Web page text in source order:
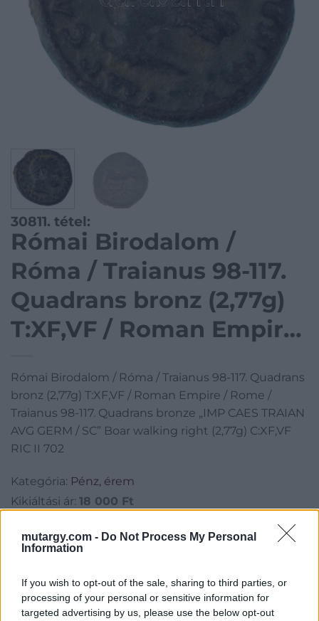
mutargy.com - Do Not Process My Personal
Information
If you wish to opt-out of the sale, sharing to third parties, or
processing of your personal or sensitive information for
targeted advertising by us, please use the below opt-out
30811. tétel:
Római Birodalom /
Róma / Traianus 98-117.
Quadrans bronz (2,77g)
T:XF,VF / Roman Empire
Quadrans bronze „IMP
CAES TRAIAN AVG
GERM / SC” Boar
walking right (2,77g)
C:XF,VF RIC II 702
Római Birodalom / Róma / Traianus 98-117. Quadrans
bronz (2,77g) T:XF,VF / Roman Empire / Rome /
Traianus 98-117. Quadrans bronze „IMP CAES TRAIAN
AVG GERM / SC” Boar walking right (2,77g) C:XF,VF
RIC II 702
Kategória: Pénz, érem
Kikiáltási ár: 18 000 Ft
Aukció adatai
Aukció dátuma: 2025.05.10
Aukció ideje: 18:00